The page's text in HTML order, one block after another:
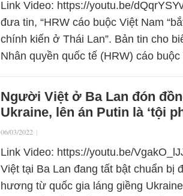
Link Video: https://youtu.be/
đưa tin, “HRW cáo buộc Việt Nam
chính kiến ở Thái Lan”. Bản tin cho
Nhân quyền quốc tế (HRW) cáo
Người Việt ở Ba Lan đón
Ukraine, lên án Putin là ‘tội
06/03/2022 |
Link Video: https://youtu.be/
Việt tại Ba Lan đang tất bật chuẩn bị
hương từ quốc gia láng giềng